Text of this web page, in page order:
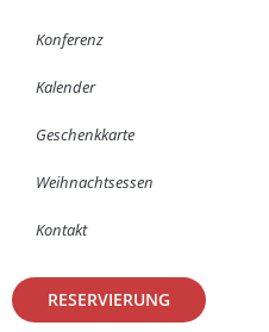
Konferenz
Kalender
Geschenkkarte
Weihnachtsessen
Kontakt
RESERVIERUNG